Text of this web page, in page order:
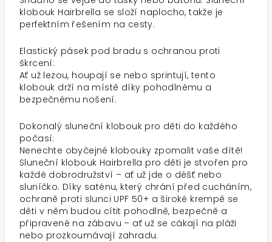
klobouk Hairbrella se složí naplocho, takže je
perfektním řešením na cesty.
Elastický pásek pod bradu s ochranou proti
škrcení:
Ať už lezou, houpají se nebo sprintují, tento
klobouk drží na místě díky pohodlnému a
bezpečnému nošení.
Dokonalý sluneční klobouk pro děti do každého
počasí:
Nenechte obyčejné klobouky zpomalit vaše dítě!
Sluneční klobouk Hairbrella pro děti je stvořen pro
každé dobrodružství – ať už jde o déšť nebo
sluníčko. Díky saténu, který chrání před cucháním,
ochraně proti slunci UPF 50+ a široké krempě se
děti v něm budou cítit pohodlně, bezpečně a
připravené na zábavu – ať už se cákají na pláži
nebo prozkoumávají zahradu.